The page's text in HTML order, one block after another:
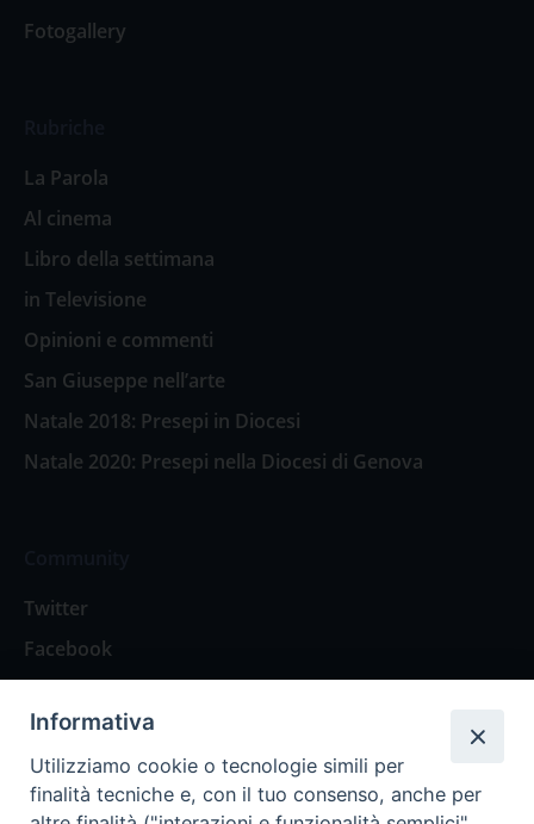
Fotogallery
La Parola
Al cinema
Libro della settimana
in Televisione
Opinioni e commenti
San Giuseppe nell’arte
Natale 2018: Presepi in Diocesi
Natale 2020: Presepi nella Diocesi di Genova
Twitter
Facebook
Contattaci
Spazio Lettori
Informativa
Utilizziamo cookie o tecnologie simili per
finalità tecniche e, con il tuo consenso, anche per